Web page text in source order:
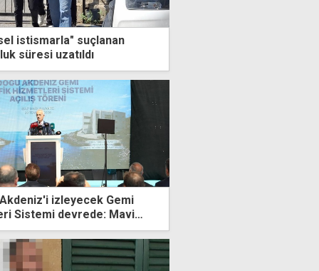
istismarla" suçlanan
süresi uzatıldı
izleyecek Gemi
Sistemi devrede: Mavi
bu sistemle